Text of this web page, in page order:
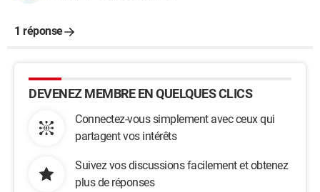
1 réponse
DEVENEZ MEMBRE EN QUELQUES CLICS
Connectez-vous simplement avec ceux qui
partagent vos intérêts
Suivez vos discussions facilement et obtenez
plus de réponses